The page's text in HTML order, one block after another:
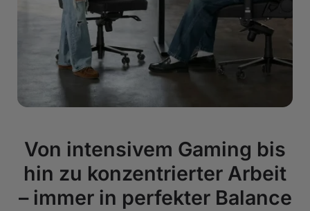
Von intensivem Gaming bis
hin zu konzentrierter Arbeit
– immer in perfekter Balance